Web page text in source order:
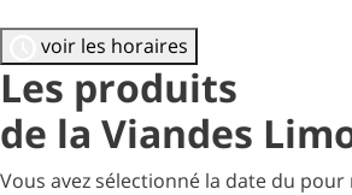
voir les horaires
Les produits
de la Viandes
Vous avez sélectionné la date du pour